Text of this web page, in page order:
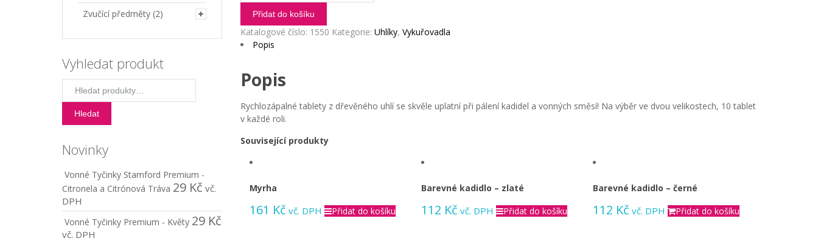
dřevěného
uhlí
množství
Přidat do košíku
Katalogové číslo: 1550 Kategorie: Uhlíky, Vykuřovadla
Popis
Popis
Rychlozápalné tablety z dřevěného uhlí se skvěle uplatní při pálení kadidel a vonných směsí! Na výběr ve dvou velikostech, 10 tablet
v každé roli.
Související produkty
Myrha
161 Kč vč. DPH Přidat do košíku
Barevné kadidlo – zlaté
112 Kč vč. DPH Přidat do košíku
Barevné kadidlo – černé
112 Kč vč. DPH Přidat do košíku
Zvučící předměty (2)
Vyhledat produkt
Hledat:
Hledat
Novinky
Vonné Tyčinky Stamford Premium -
Citronela a Citrónová Tráva 29 Kč vč.
DPH
Vonné Tyčinky Premium - Květy 29 Kč
vč. DPH